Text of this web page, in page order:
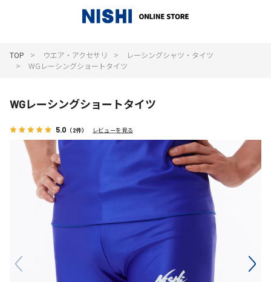
TOP ウエア・アクセサリ
レーシングシャツ・タイツ
WGレーシングショートタイツ
WGレーシングショートタイツ
5.0 （2件） レビューを見る